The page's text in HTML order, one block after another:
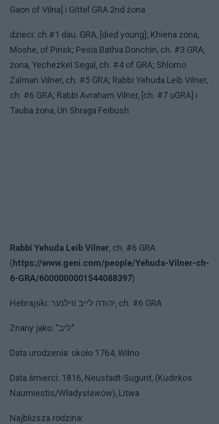
Gaon of Vilna] i Gittel GRA 2nd żona
dzieci: ch.#1 dau. GRA, [died young]; Khiena żona,
Moshe, of Pinsk; Pesia Bathia Donchin, ch. #3 GRA;
żona, Yechezkel Segal, ch. #4 of GRA; Shlomo
Zalman Vilner, ch. #5 GRA; Rabbi Yehuda Leib Vilner,
ch. #6 GRA; Rabbi Avraham Vilner, [ch. #7 oGRA] i
Tauba żona, Uri Shraga Feibush
Rabbi Yehuda Leib Vilner, ch. #6 GRA
(https://www.geni.com/people/Yehuda-Vilner-ch-
6-GRA/6000000001544088397)
Hebrajski: יהודה לייב ווילנער, ch. #6 GRA
Znany jako: "ליב"
Data urodzenia: około 1764, Wilno
Data śmierci: 1816, Neustadt-Sugunt, (Kudirkos
Naumiestis/Władysławów), Litwa
Najbliższa rodzina: